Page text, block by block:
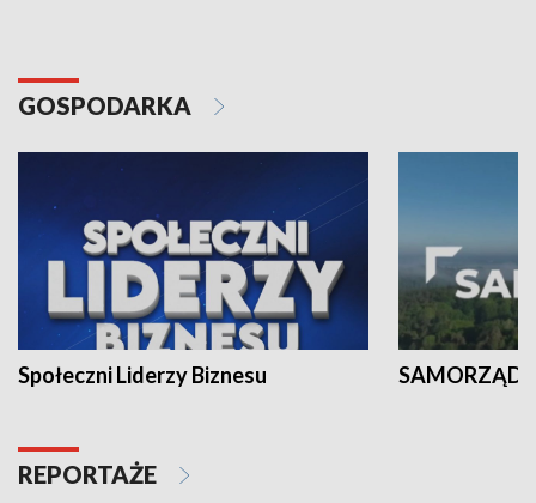
GOSPODARKA
Społeczni Liderzy Biznesu SAMORZĄD
REPORTAŻE